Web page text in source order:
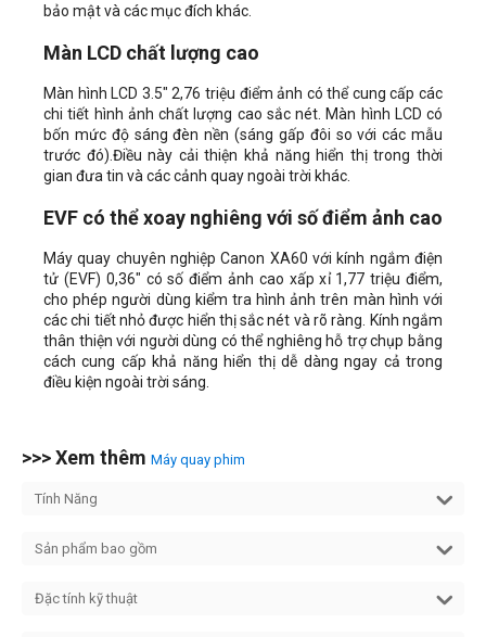
bảo mật và các mục đích khác.
Màn LCD chất lượng cao
Màn hình LCD 3.5" 2,76 triệu điểm ảnh có thể cung cấp các
chi tiết hình ảnh chất lượng cao sắc nét. Màn hình LCD có
bốn mức độ sáng đèn nền (sáng gấp đôi so với các mẫu
trước đó).Điều này cải thiện khả năng hiển thị trong thời
gian đưa tin và các cảnh quay ngoài trời khác.
EVF có thể xoay nghiêng với số điểm ảnh cao
Máy quay chuyên nghiệp Canon XA60 với kính ngắm điện
tử (EVF) 0,36" có số điểm ảnh cao xấp xỉ 1,77 triệu điểm,
cho phép người dùng kiểm tra hình ảnh trên màn hình với
các chi tiết nhỏ được hiển thị sắc nét và rõ ràng. Kính ngắm
thân thiện với người dùng có thể nghiêng hỗ trợ chụp bằng
cách cung cấp khả năng hiển thị dễ dàng ngay cả trong
điều kiện ngoài trời sáng.
>>> Xem thêm Máy quay phim
Tính Năng
Sản phẩm bao gồm
Đặc tính kỹ thuật